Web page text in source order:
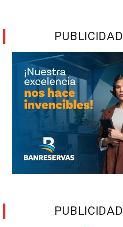
PUBLICIDAD
PUBLICIDAD